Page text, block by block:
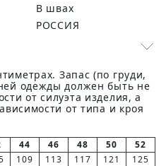
В швах
РОССИЯ
Запас (по груди,
одежды должен быть не
от силуэта изделия, а
от типа и кроя
44 46 48 50
52
109 113 117 121
125